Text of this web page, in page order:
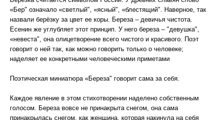
«Бер" означало «светлый", «ясный", «блестящий". Наверное, так
назвали берёзку за цвет ее коры. Береза – девичья чистота.
Есенин же углубляет этот принцип. У него береза – "девушка",
«невеста", она олицетворение всего чистого и красивого. Поэт
говорит о ней так, как можно говорить только о человеке;
наделяет ее конкретными человеческими приметами
Поэтическая миниатюра «Береза" говорит сама за себя.
Каждое явление в этом стихотворении наделено собственным
голосом. Береза вовсе не принакрыта снегом, она сама
принакрылась снегом, как женщина, которая накинула на себя